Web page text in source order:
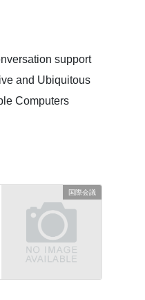
support
and Ubiquitous
Computers
国際会議